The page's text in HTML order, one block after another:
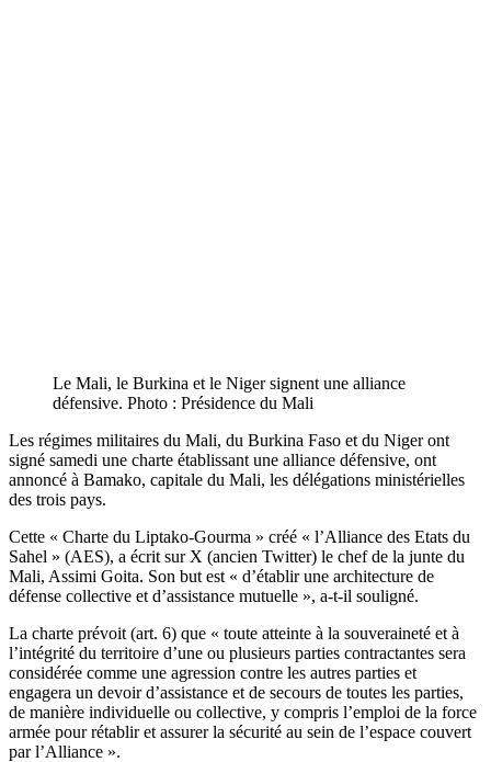
Le Mali, le Burkina et le Niger signent une alliance
défensive. Photo : Présidence du Mali
Les régimes militaires du Mali, du Burkina Faso et du Niger ont
signé samedi une charte établissant une alliance défensive, ont
annoncé à Bamako, capitale du Mali, les délégations ministérielles
des trois pays.
Cette « Charte du Liptako-Gourma » créé « l’Alliance des Etats du
Sahel » (AES), a écrit sur X (ancien Twitter) le chef de la junte du
Mali, Assimi Goita. Son but est « d’établir une architecture de
défense collective et d’assistance mutuelle », a-t-il souligné.
La charte prévoit (art. 6) que « toute atteinte à la souveraineté et à
l’intégrité du territoire d’une ou plusieurs parties contractantes sera
considérée comme une agression contre les autres parties et
engagera un devoir d’assistance et de secours de toutes les parties,
de manière individuelle ou collective, y compris l’emploi de la force
armée pour rétablir et assurer la sécurité au sein de l’espace couvert
par l’Alliance ».